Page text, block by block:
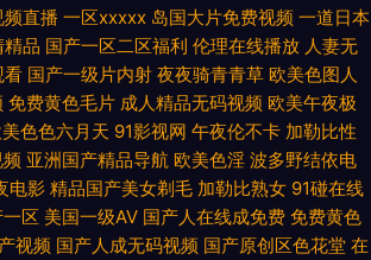
夜秀场 69福利社 豆花视频91在 精品国产九九九 欧美
夜影院老司机 午夜福利入口 91大香蕉探花 97超惹人
导航 黄色A级片五月天 六月天午夜情视频 欧美专区
午夜激情福利AV 最新资源AV 俺去也av 福利社免费
直播 一区xxxxx 岛国大片免费视频 一道日本
精品 国产一区二区福利 伦理在线播放 人妻无
看 国产一级片内射 夜夜骑青青草 欧美色图人
免费黄色毛片 成人精品无码视频 欧美午夜极
色色六月天 91影视网 午夜伦不卡 加勒比性
亚洲国产精品导航 欧美色淫 波多野结依电
电影 精品国产美女剃毛 加勒比熟女 91碰在线
区 美国一级AV 国产人在线成免费 免费黄色
视频 国产人成无码视频 国产原创区色花堂 在